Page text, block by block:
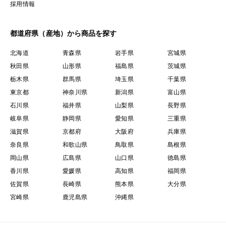
採用情報
都道府県（産地）から商品を探す
北海道 青森県 岩手県
宮城県
秋田県
山形県 福島県
茨城県
栃木県
群馬県 埼玉県
千葉県
東京都
神奈川県 新潟県
富山県
石川県
福井県 山梨県
長野県
岐阜県
静岡県 愛知県
三重県
滋賀県
京都府 大阪府
兵庫県
奈良県
和歌山県 鳥取県
島根県
岡山県
広島県 山口県
徳島県
香川県
愛媛県 高知県
福岡県
佐賀県
長崎県 熊本県
大分県
宮崎県
鹿児島県 沖縄県